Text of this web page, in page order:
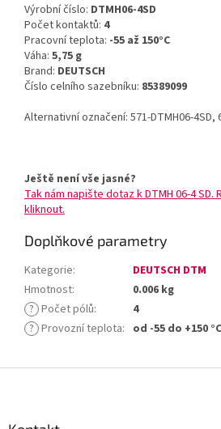
Výrobní číslo: DTMH06-4SD
Počet kontaktů: 4
Pracovní teplota: -55 až 150°C
Váha: 5,75 g
Brand: DEUTSCH
Číslo celního sazebníku: 85389099
Alternativní označení: 571-DTMH06-4SD,
Ještě není vše jasné?
Tak nám napište dotaz k DTMH 06-4
kliknout.
Doplňkové parametry
Kategorie:
DEUTSCH DTM
Hmotnost:
0.006 kg
? Počet pólů:
4
? Provozní teplota: od -55 do +150 °C